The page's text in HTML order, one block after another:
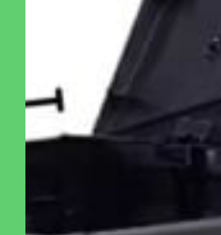
בגידול יבול באופן עצמאי מטרה חשובה
קונים מוצר בטבעלו אתם עוזרים להנו להקים
בה כל המידע המקצועי על גידול ביתי יהיה
ניסויים ונעדכן מהשטח.
למצוא את הספקים הטובים ביותר עם
ביותר. כשאתם קונים קומפוסטר או כל דבר
להיות בטוחים שהמוצרים שאנו מציעים את
בשוק ושיש לכם למי לפנות בכל תקלה או
הקומפוסטר נסובב את הקומפוסטר כמה
שהקומפוסט לח במידה הנכונה.